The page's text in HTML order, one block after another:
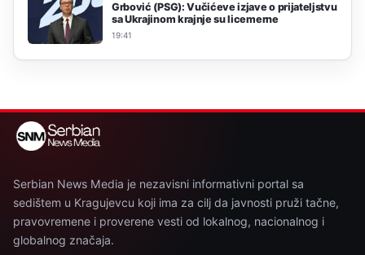
Grbović (PSG): Vučićeve izjave o prijateljstvu
sa Ukrajinom krajnje su licemerne
19:41
Serbian News Media je nezavisni informativni portal sa
sedištem u Kragujevcu koji ima za cilj da javnosti pruži tačne,
pravovremene i proverene vesti od lokalnog, nacionalnog i
globalnog značaja.